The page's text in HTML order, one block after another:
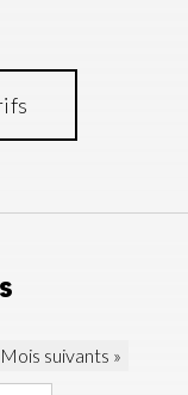
Mois suivants »